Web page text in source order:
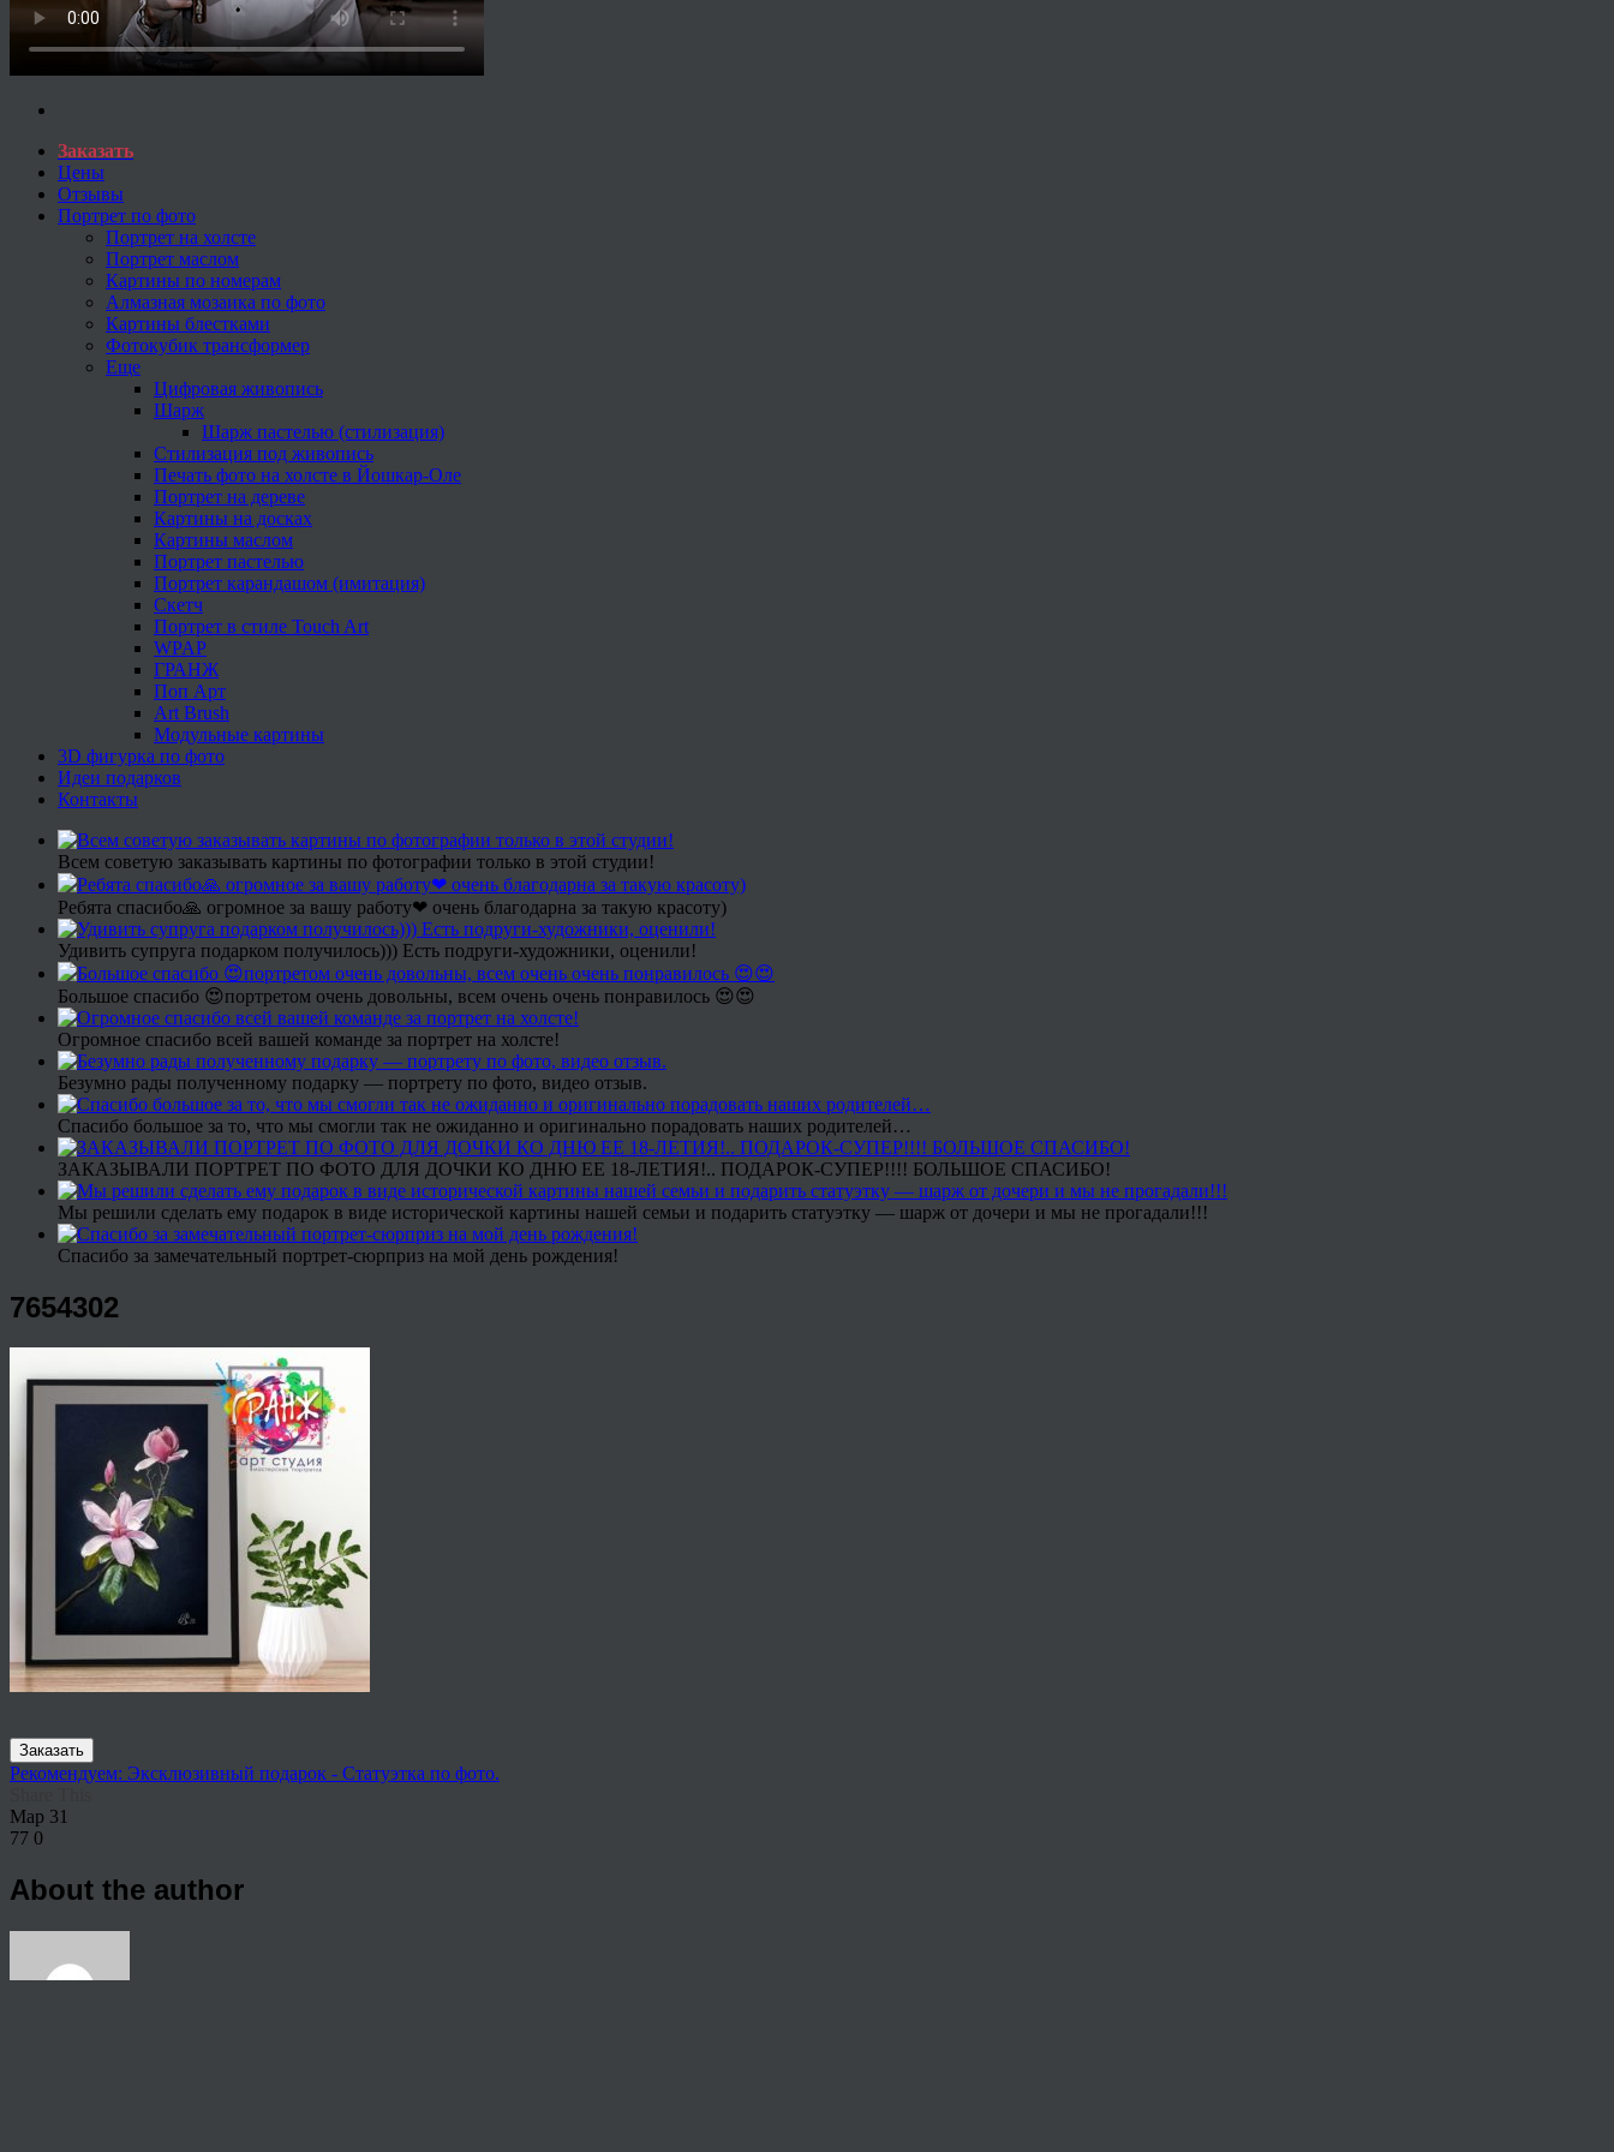
Заказать
Цены
Отзывы
Портрет по фото
Портрет на холсте
Портрет маслом
Картины по номерам
Алмазная мозаика по фото
Картины блестками
Фотокубик трансформер
Еще
Цифровая живопись
Шарж
Шарж пастелью (стилизация)
Стилизация под живопись
Печать фото на холсте в Йошкар-Оле
Портрет на дереве
Картины на досках
Картины маслом
Портрет пастелью
Портрет карандашом (имитация)
Скетч
Портрет в стиле Touch Art
WPAP
ГРАНЖ
Поп Арт
Art Brush
Модульные картины
3D фигурка по фото
Идеи подарков
Контакты
Всем советую заказывать картины по фотографии только в этой студии!
Ребята спасибо🙏 огромное за вашу работу❤ очень благодарна за такую красоту)
Удивить супруга подарком получилось))) Есть подруги-художники, оценили!
Большое спасибо 😍портретом очень довольны, всем очень очень понравилось 😍😍
Огромное спасибо всей вашей команде за портрет на холсте!
Безумно рады полученному подарку — портрету по фото, видео отзыв.
Спасибо большое за то, что мы смогли так не ожиданно и оригинально порадовать наших родителей…
ЗАКАЗЫВАЛИ ПОРТРЕТ ПО ФОТО ДЛЯ ДОЧКИ КО ДНЮ ЕЕ 18-ЛЕТИЯ!.. ПОДАРОК-СУПЕР!!!! БОЛЬШОЕ СПАСИБО!
Мы решили сделать ему подарок в виде исторической картины нашей семьи и подарить статуэтку — шарж от дочери и мы не прогадали!!!
Спасибо за замечательный портрет-сюрприз на мой день рождения!
7654302
Заказать
Рекомендуем: Эксклюзивный подарок - Статуэтка по фото.
Мар 31
77 0
About the author